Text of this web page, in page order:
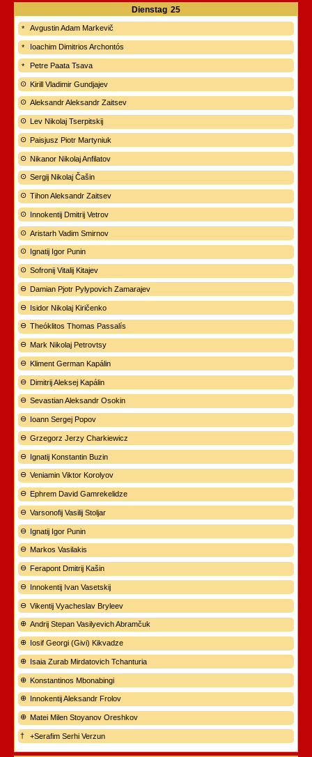
Dienstag 25
Avgustin Adam Markevič
Ioachim Dimitrios Archontós
Petre Paata Tsava
Kirill Vladimir Gundjajev
Aleksandr Aleksandr Zaitsev
Lev Nikolaj Tserpitskij
Paisjusz Piotr Martyniuk
Nikanor Nikolaj Anfilatov
Sergij Nikolaj Čašin
Tihon Aleksandr Zaitsev
Innokentij Dmitrij Vetrov
Aristarh Vadim Smirnov
Ignatij Igor Punin
Sofronij Vitalij Kitajev
Damian Pjotr Pylypovich Zamarajev
Isidor Nikolaj Kiričenko
Theóklitos Thomas Passalís
Mark Nikolaj Petrovtsy
Kliment German Kapálin
Dimitrij Aleksej Kapálin
Sevastian Aleksandr Osokin
Ioann Sergej Popov
Grzegorz Jerzy Charkiewicz
Ignatij Konstantin Buzin
Veniamin Viktor Korolyov
Ephrem David Gamrekelidze
Varsonofij Vasilij Stoljar
Ignatij Igor Punin
Markos Vasilakis
Ferapont Dmitrij Kašin
Innokentij Ivan Vasetskij
Vikentij Vyacheslav Bryleev
Andrij Stepan Vasilyevich Abramčuk
Iosif Georgi (Givi) Kikvadze
Isaia Zurab Mirdatovich Tchanturia
Konstantinos Mbonabingi
Innokentij Aleksandr Frolov
Matei Milen Stoyanov Oreshkov
+Serafim Serhi Verzun